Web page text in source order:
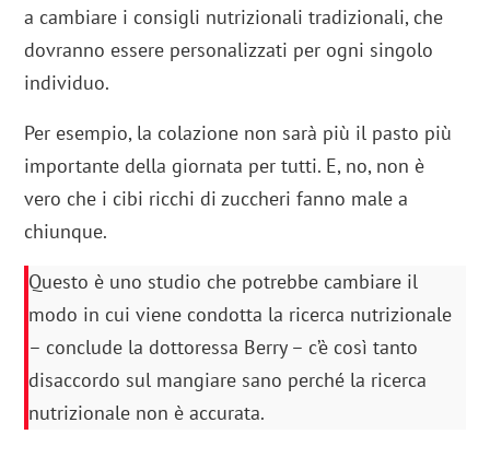
a cambiare i consigli nutrizionali tradizionali, che
dovranno essere personalizzati per ogni singolo
individuo.
Per esempio, la colazione non sarà più il pasto più
importante della giornata per tutti. E, no, non è
vero che i cibi ricchi di zuccheri fanno male a
chiunque.
Questo è uno studio che potrebbe cambiare il
modo in cui viene condotta la ricerca nutrizionale
– conclude la dottoressa Berry – c’è così tanto
disaccordo sul mangiare sano perché la ricerca
nutrizionale non è accurata.